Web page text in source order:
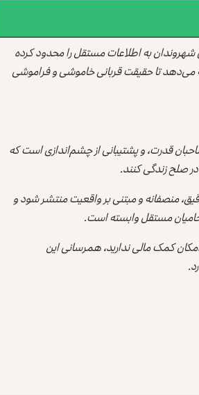
به اطلاعات مستقل را محدود کرده
می‌دهد تا حقیقت قربانی خاموشی و فراموشی
قدرت، و پشتیبانی از چشم‌اندازی است که
صلح زندگی کنند.
منصفانه و مبتنی بر واقعیت منتشر شود و
حامیان مستقل وابسته است.
کمک مالی ندارید، همرسانی این